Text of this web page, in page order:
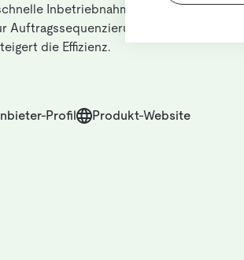
Inbetriebnahme und Erweiterung.
Auftragssequenzierung optimiert er den
die Effizienz.
Profil Produkt-Website